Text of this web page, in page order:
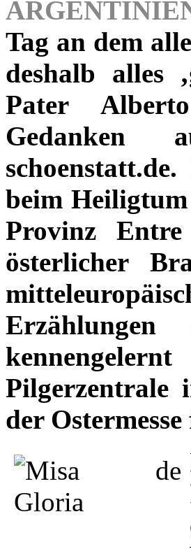
Tag an dem
deshalb alles
Pater
Gedanken
beim
Provinz
österlicher
Pilgerzentrale
der